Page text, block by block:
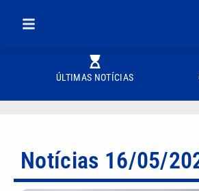
ÚLTIMAS NOTÍCIAS
Notícias 16/05/